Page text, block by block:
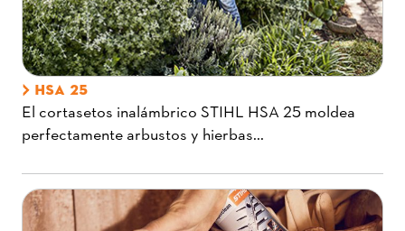
HSA 25
El cortasetos inalámbrico STIHL HSA 25 moldea
perfectamente arbustos y hierbas...